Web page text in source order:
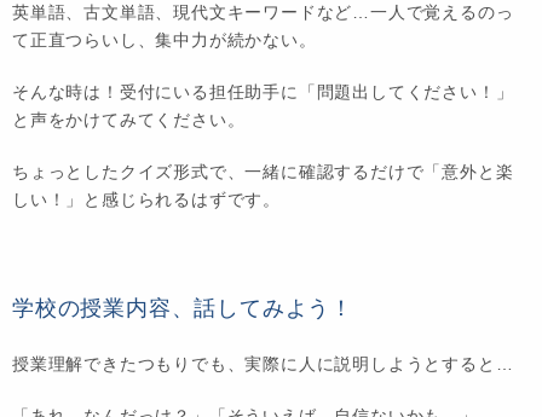
英単語、古文単語、現代文キーワードなど…一人で覚えるのっ
て正直つらいし、集中力が続かない。
そんな時は！受付にいる担任助手に「問題出してください！」
と声をかけてみてください。
ちょっとしたクイズ形式で、一緒に確認するだけで「意外と楽
しい！」と感じられるはずです。
学校の授業内容、話してみよう！
授業理解できたつもりでも、実際に人に説明しようとすると…